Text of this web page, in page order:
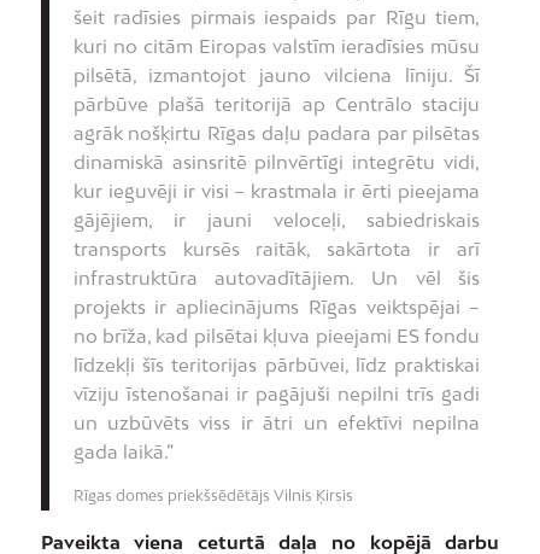
šeit radīsies pirmais iespaids par Rīgu tiem,
kuri no citām Eiropas valstīm ieradīsies mūsu
pilsētā, izmantojot jauno vilciena līniju. Šī
pārbūve plašā teritorijā ap Centrālo staciju
agrāk nošķirtu Rīgas daļu padara par pilsētas
dinamiskā asinsritē pilnvērtīgi integrētu vidi,
kur ieguvēji ir visi – krastmala ir ērti pieejama
gājējiem, ir jauni veloceļi, sabiedriskais
transports kursēs raitāk, sakārtota ir arī
infrastruktūra autovadītājiem. Un vēl šis
projekts ir apliecinājums Rīgas veiktspējai –
no brīža, kad pilsētai kļuva pieejami ES fondu
līdzekļi šīs teritorijas pārbūvei, līdz praktiskai
vīziju īstenošanai ir pagājuši nepilni trīs gadi
un uzbūvēts viss ir ātri un efektīvi nepilna
gada laikā.”
Rīgas domes priekšsēdētājs Vilnis Ķirsis
Paveikta viena ceturtā daļa no kopējā darbu